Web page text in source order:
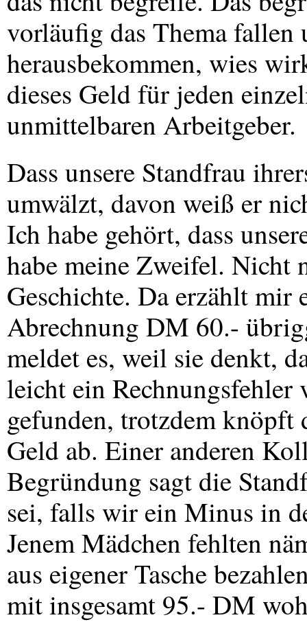
vorläufig das Thema fallen
herausbekommen, wies
dieses Geld für jeden
unmittelbaren Arbeitgeber.
Dass unsere Standfrau
umwälzt, davon weiß er
Ich habe gehört, dass
habe meine Zweifel. Nicht
Geschichte. Da erzählt mir
Abrechnung DM 60.-
meldet es, weil sie denkt,
leicht ein
gefunden, trotzdem knöpft
Geld ab. Einer anderen
Begründung sagt die
sei, falls wir ein Minus in
Jenem Mädchen fehlten
aus eigener Tasche
mit insgesamt 95.- DM